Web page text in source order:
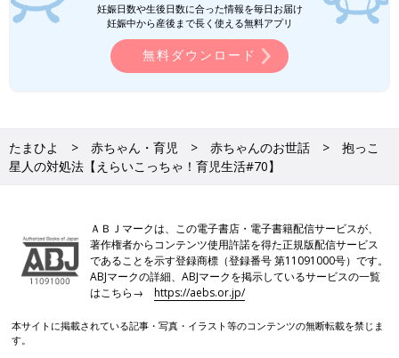
妊娠日数や生後日数に合った情報を毎日お届け
妊娠中から産後まで長く使える無料アプリ
無料ダウンロード
たまひよ 赤ちゃん・育児 赤ちゃんのお世話
抱っこ
星人の対処法【えらいこっちゃ！育児生活#70】
ＡＢＪマークは、この電子書店・電子書籍配信サービスが、
著作権者からコンテンツ使用許諾を得た正規版配信サービス
であることを示す登録商標（登録番号 第11091000号）です。
ABJマークの詳細、ABJマークを掲示しているサービスの一覧
はこちら→https://aebs.or.jp/
本サイトに掲載されている記事・写真・イラスト等のコンテンツの無断転載を禁じま
す。